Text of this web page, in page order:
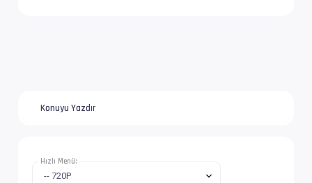
İz Adı            : Orijinal |
Konuyu Yazdır
Hızlı Menü: